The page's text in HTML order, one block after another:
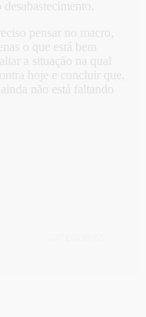
pensar no macro,
o que está bem
a situação na qual
hoje e concluir que,
não está faltando